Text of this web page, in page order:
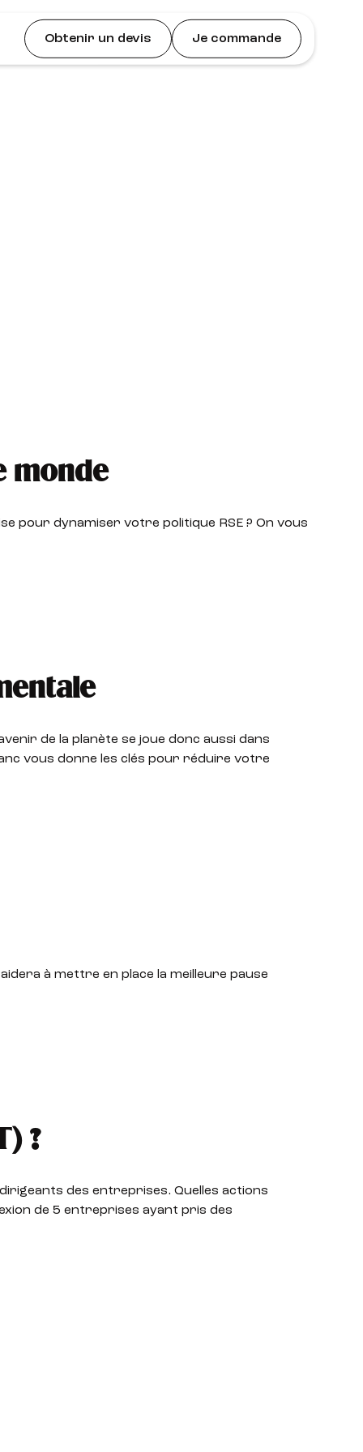
Obtenir un devis Je commande
monde
pour dynamiser votre politique RSE ? On vous
de la planète se joue donc aussi dans
vous donne les clés pour réduire votre
à mettre en place la meilleure pause
?
des entreprises. Quelles actions
de 5 entreprises ayant pris des